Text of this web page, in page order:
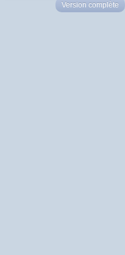
Version complète